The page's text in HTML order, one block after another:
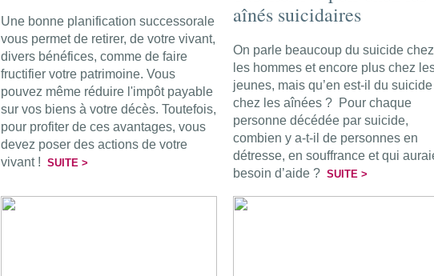
Une bonne planification successorale
vous permet de retirer, de votre vivant,
divers bénéfices, comme de faire
fructifier votre patrimoine. Vous
pouvez même réduire l'impôt payable
sur vos biens à votre décès. Toutefois,
pour profiter de ces avantages, vous
devez poser des actions de votre
vivant ! SUITE >
aînés suicidaires
On parle beaucoup du suicide chez
les hommes et encore plus chez
jeunes, mais qu’en est-il du suicide
chez les aînées ? Pour chaque
personne décédée par suicide,
combien y a-t-il de personnes en
détresse, en souffrance et qui
besoin d’aide ? SUITE >